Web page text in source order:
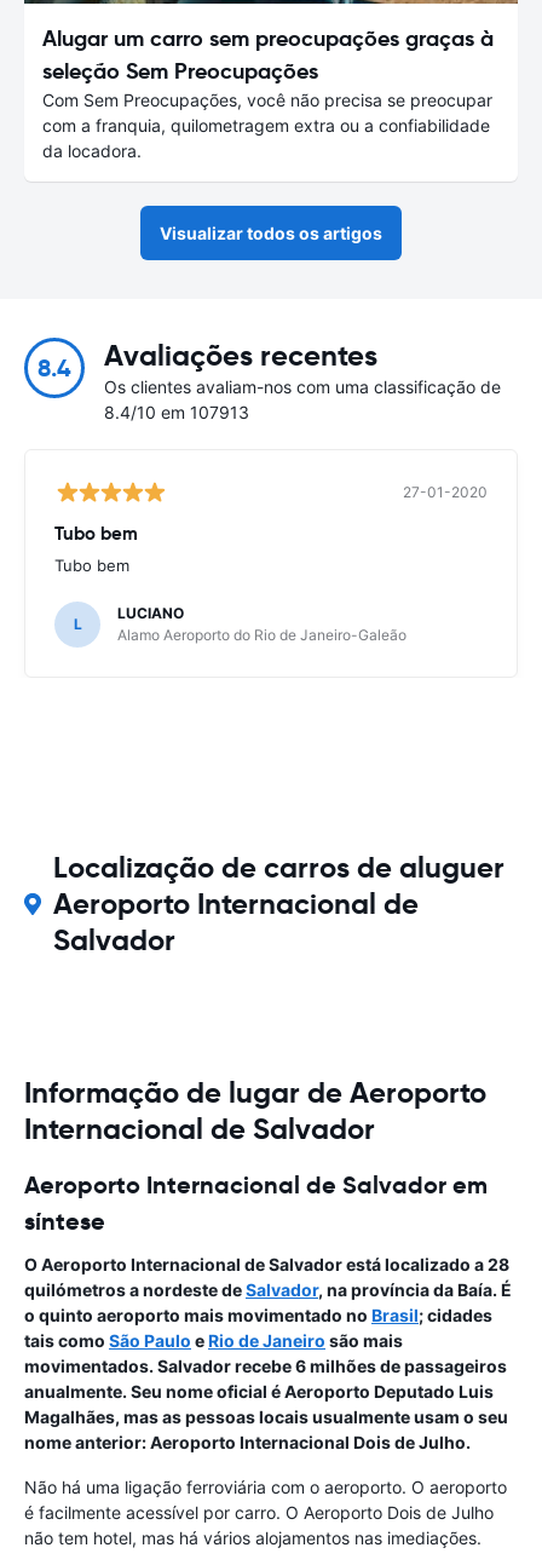
Alugar um carro sem preocupações graças à
seleção Sem Preocupações
Com Sem Preocupações, você não precisa se preocupar
com a franquia, quilometragem extra ou a confiabilidade
da locadora.
Visualizar todos os artigos
8.4 Avaliações recentes
Os clientes avaliam-nos com uma classificação de
8.4/10 em 107913
27-01-2020
Tubo bem
Tubo bem
L
LUCIANO
Alamo Aeroporto do Rio de Janeiro-Galeão
Localização de carros de aluguer
Aeroporto Internacional de
Salvador
Informação de lugar de Aeroporto
Internacional de Salvador
Aeroporto Internacional de Salvador em
síntese
O Aeroporto Internacional de Salvador está localizado a 28
quilómetros a nordeste deSalvador, na província da Baía. É
o quinto aeroporto mais movimentado no Brasil; cidades
tais como São Paulo eRio de Janeiro são mais
movimentados. Salvador recebe 6 milhões de passageiros
anualmente. Seu nome oficial é Aeroporto Deputado Luis
Magalhães, mas as pessoas locais usualmente usam o seu
nome anterior: Aeroporto Internacional Dois de Julho.
Não há uma ligação ferroviária com o aeroporto. O aeroporto
é facilmente acessível por carro. O Aeroporto Dois de Julho
não tem hotel, mas há vários alojamentos nas imediações.